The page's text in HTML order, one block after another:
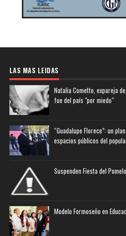
LAS MAS LEIDAS
Natalia Cometto, expareja
fue del país "por miedo"
“Guadalupe Florece”: un
espacios públicos del
Suspenden Fiesta del Pomelo
Modelo Formoseño en